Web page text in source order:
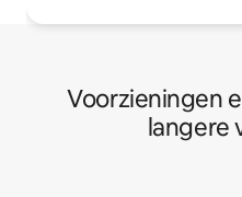
Voorzieningen
langere